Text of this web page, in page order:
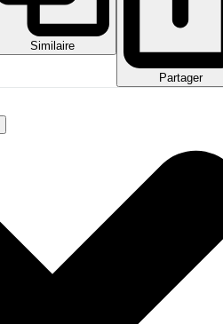
Similaire
Partager